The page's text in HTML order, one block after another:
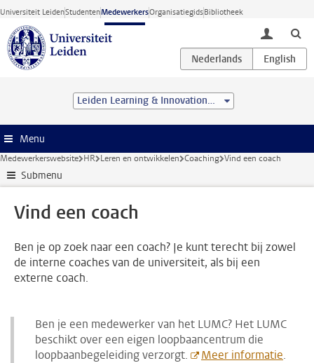
Ga direct naar de inhoud
Universiteit LeidenStudentenMedewerkersOrganisatiegidsBibliotheek
toggle
Leiden Learning & Innovation Centre
Menu
Medewerkerswebsite HR Leren en ontwikkelen Coaching Vind een coach
Submenu
Vind een coach
Ben je op zoek naar een coach? Je kunt terecht bij zowel
de interne coaches van de universiteit, als bij een
externe coach.
Ben je een medewerker van het LUMC? Het LUMC
beschikt over een eigen loopbaancentrum die
loopbaanbegeleiding verzorgt.
Meer informatie.